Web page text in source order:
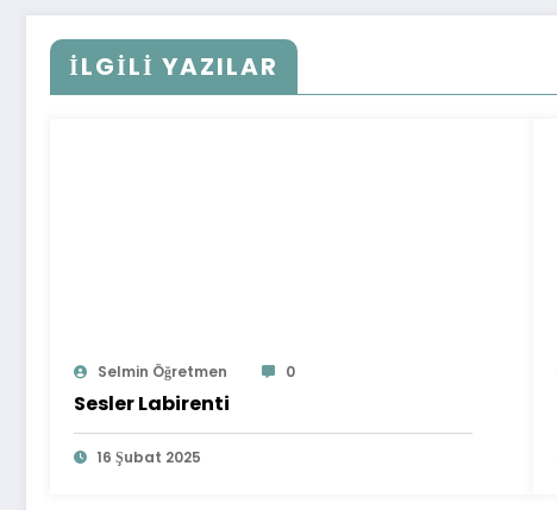
İLGİLİ YAZILAR
Selmin Öğretmen 0
Sesler Labirenti
16 Şubat 2025